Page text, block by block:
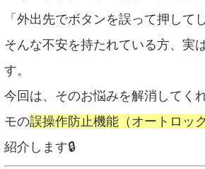
「外出先でボタンを誤って押して
そんな不安を持たれている方、実
す。
今回は、そのお悩みを解消してく
モの誤操作防止機能（オートロッ
紹介します🔒